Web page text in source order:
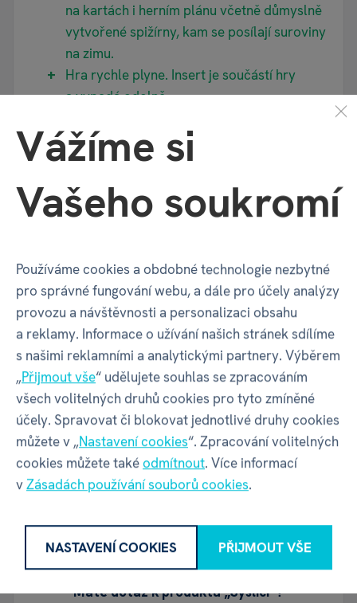
na kartách i herním plánu včetně důmyslně
vytvořené spižírny, kam se posílají suroviny
na zimu.
Hra rychle plyne. Insert je součástí hry
a vypadá odolně.
na youtube na videonávod.
Lubomír P.
29. 11. 2024
Hra zakoupena jako dárek.
Zábavnost, kvalita komponent, lze ji využít
jako párty hru pro dospělé.
Nic
Diskuze
Máte dotaz k produktu „Syslíci“?
Vážíme si
Vašeho soukromí
Používáme cookies a obdobné technologie nezbytné
pro správné fungování webu, a dále pro účely analýzy
provozu a návštěvnosti a personalizaci obsahu
a reklamy. Informace o užívání našich stránek sdílíme
s našimi reklamními a analytickými partnery. Výběrem
„Přijmout vše“ udělujete souhlas se zpracováním
všech volitelných druhů cookies pro tyto zmíněné
účely. Spravovat či blokovat jednotlivé druhy cookies
můžete v „Nastavení cookies“. Zpracování volitelných
cookies můžete takéodmítnout. Více informací
vZásadách používání souborů cookies.
NASTAVENÍ COOKIES PŘIJMOUT VŠE